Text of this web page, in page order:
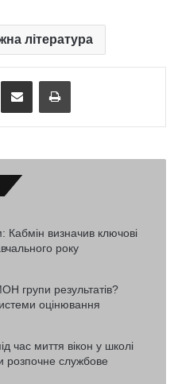
література
Надіслати електронною поштоюНадрукувати
Кабмін визначив ключові
року
групи результатів?
оцінювання
час миття вікон у школі
розпочне службове